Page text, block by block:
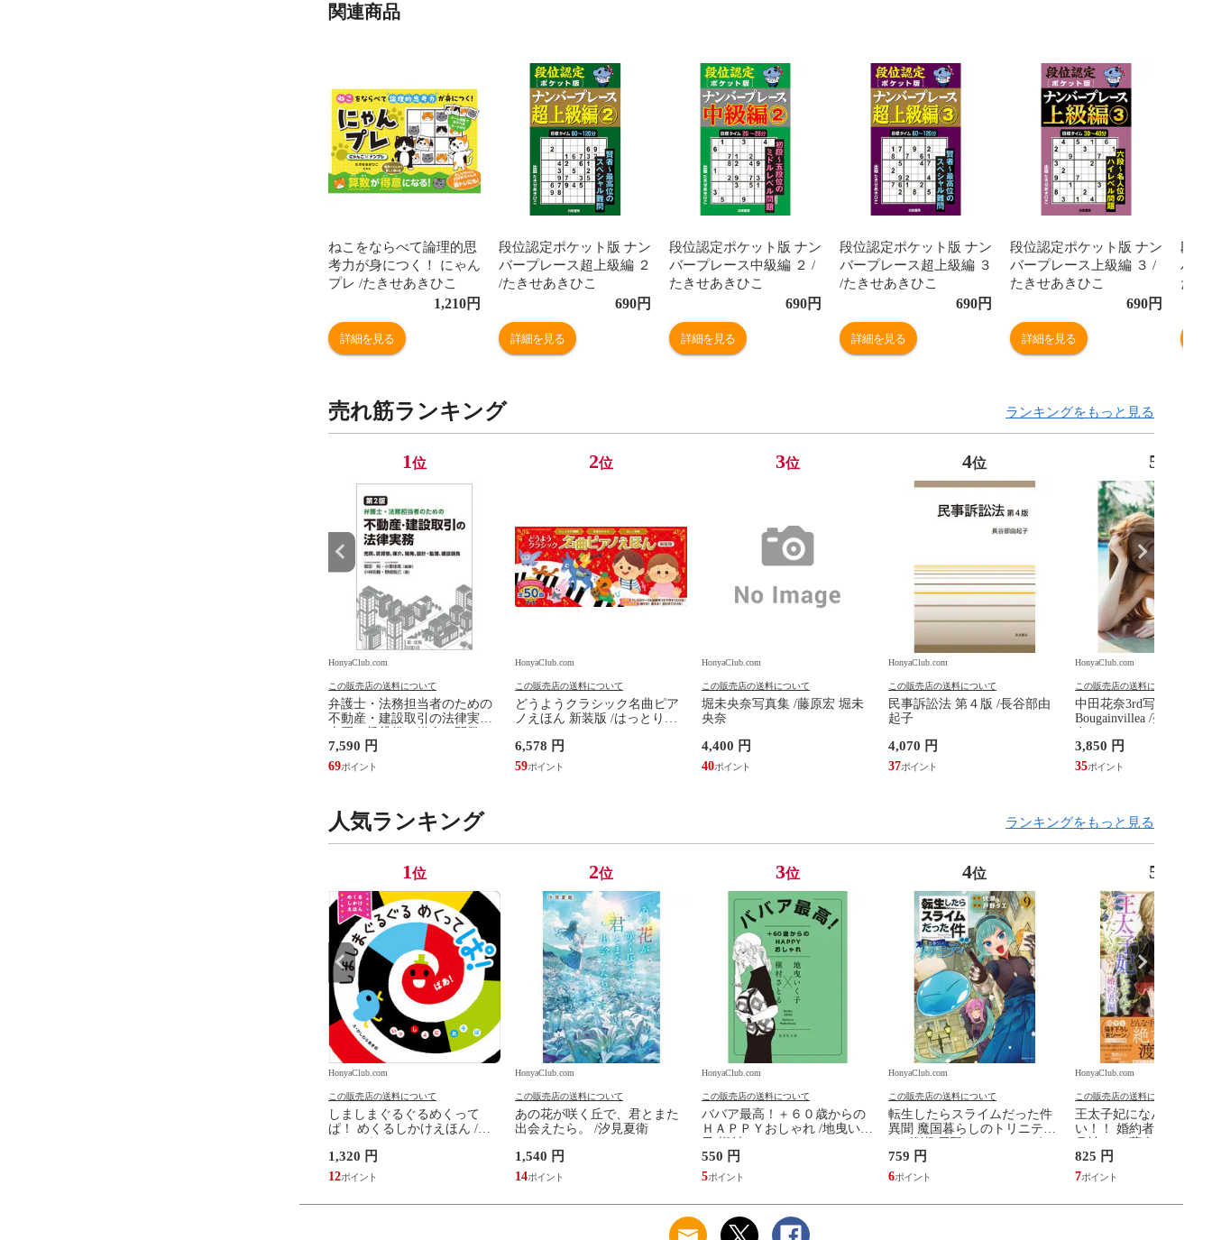
関連商品
ねこをならべて論理的思
考力が身につく！ にゃん
プレ /たきせあきひこ
1,210円
詳細を見る
段位認定ポケット版 ナン
バープレース超上級編 ２
/たきせあきひこ
690円
詳細を見る
段位認定ポケット版 ナン
バープレース中級編 ２ /
たきせあきひこ
690円
詳細を見る
段位認定ポケット版 ナン
バープレース超上級編 ３
/たきせあきひこ
690円
詳細を見る
段位認定ポケット版 ナン
バープレース上級編 ３ /
たきせあきひこ
690円
詳細を見る
段位
バー
たき
売れ筋ランキング ランキングをもっと見る
1位
HonyaClub.com
この販売店の送料について
弁護士・法務担当者のための
不動産・建設取引の法律実務
設計・監理、建設請負 第２版
/富田裕 小里佳嵩
7,590 円
69
2位
HonyaClub.com
この販売店の送料について
どうようクラシック名曲ピア
ノえほん 新装版 /はっとりな
ワコ
6,578 円
59
3位
HonyaClub.com
この販売店の送料について
堀未央奈写真集 /藤原宏 堀未
央奈
4,400 円
40
4位
HonyaClub.com
この販売店の送料について
民事訴訟法 第４版 /長谷部由
起子
4,070 円
37
5
HonyaClub.com
この販売店の送料について
中田花奈3rd写真集
Bougainvillea /菊地泰久
3,850 円
35
人気ランキング ランキングをもっと見る
1位
HonyaClub.com
この販売店の送料について
しましまぐるぐるめくって
ぱ！ めくるしかけえほん /か
1,320 円
12
2位
HonyaClub.com
この販売店の送料について
あの花が咲く丘で、君とまた
出会えたら。 /汐見夏衛
1,540 円
14
3位
HonyaClub.com
この販売店の送料について
ババア最高！＋６０歳からの
ＨＡＰＰＹおしゃれ /地曳いく
550 円
5
4位
HonyaClub.com
この販売店の送料について
転生したらスライムだった件
異聞 魔国暮らしのトリニティ
759 円
6
5
HonyaClub.com
この販売店の送料について
王太子妃になんてなり
い！！ 婚約者編 ２ /鴨
825 円
7